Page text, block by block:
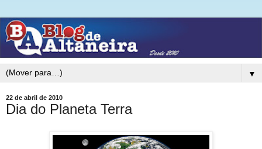
▼
22 de abril de 2010
Dia do Planeta Terra